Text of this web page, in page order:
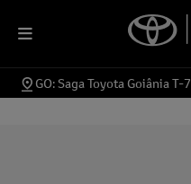
GO: Saga Toyota Goiânia T-7